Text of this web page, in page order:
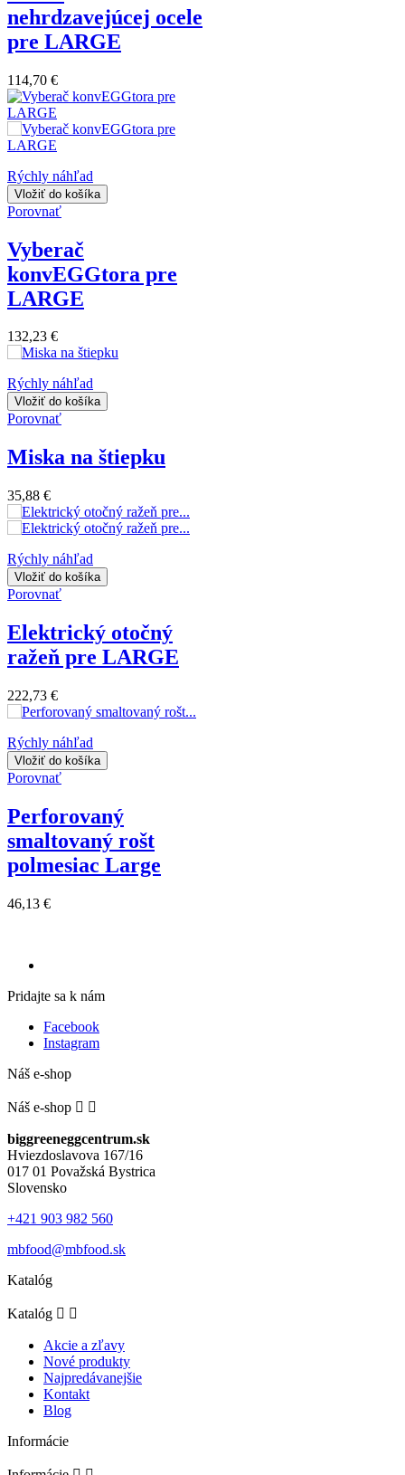
nehrdzavejúcej ocele
pre LARGE
114,70 €
Rýchly náhľad
Vložiť do košíka
Porovnať
Vyberač
konvEGGtora pre
LARGE
132,23 €
Rýchly náhľad
Vložiť do košíka
Porovnať
Miska na štiepku
35,88 €
Rýchly náhľad
Vložiť do košíka
Porovnať
Elektrický otočný
ražeň pre LARGE
222,73 €
Rýchly náhľad
Vložiť do košíka
Porovnať
Perforovaný
smaltovaný rošt
polmesiac Large
46,13 €
Pridajte sa k nám
Facebook
Instagram
Náš e-shop
Náš e-shop  
biggreeneggcentrum.sk
Hviezdoslavova 167/16
017 01 Považská Bystrica
Slovensko
+421 903 982 560
mbfood@mbfood.sk
Katalóg
Katalóg  
Akcie a zľavy
Nové produkty
Najpredávanejšie
Kontakt
Blog
Informácie